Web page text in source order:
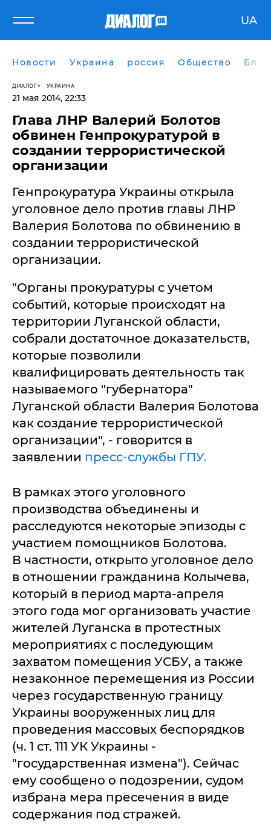
UA
Новости Украина россия Общество
ДИАЛОГ УКРАИНА
21 мая 2014, 22:33
Глава ЛНР Валерий Болотов
обвинен Генпрокуратурой в
создании террористической
организации
Генпрокуратура Украины открыла
уголовное дело против главы ЛНР
Валерия Болотова по обвинению в
создании террористической
организации.
"Органы прокуратуры с учетом
событий, которые происходят на
территории Луганской области,
собрали достаточное доказательств,
которые позволили
квалифицировать деятельность так
называемого "губернатора"
Луганской области Валерия Болотова
как создание террористической
организации", - говорится в
заявлении пресс-службы ГПУ.
В рамках этого уголовного
производства объединены и
расследуются некоторые эпизоды с
участием помощников Болотова.
В частности, открыто уголовное дело
в отношении гражданина Колычева,
который в период марта-апреля
этого года мог организовать участие
жителей Луганска в протестных
мероприятиях с последующим
захватом помещения УСБУ, а также
незаконное перемещения из России
через государственную границу
Украины вооруженных лиц для
проведения массовых беспорядков
(ч. 1 ст. 111 УК Украины -
"государственная измена"). Сейчас
ему сообщено о подозрении, судом
избрана мера пресечения в виде
содержания под стражей.